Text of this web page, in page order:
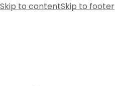
Skip to contentSkip to footer